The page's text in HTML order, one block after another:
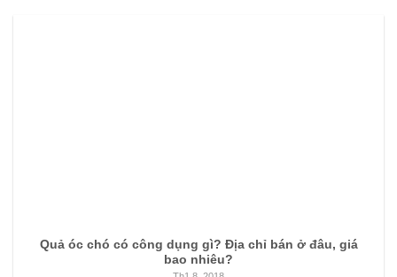
Quả óc chó có công dụng gì? Địa chỉ bán ở đâu, giá
bao nhiêu?